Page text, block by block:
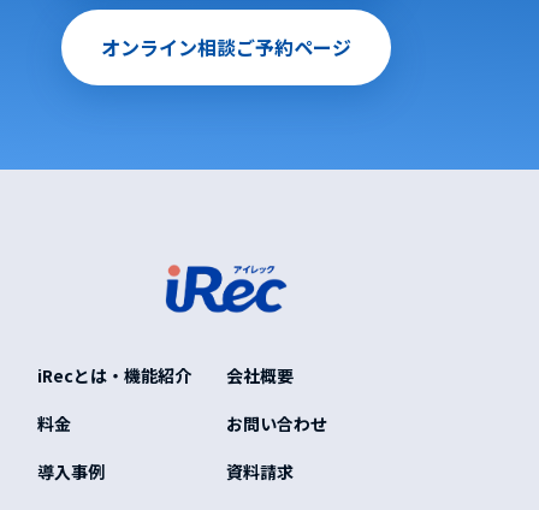
オンライン相談ご予約ページ
iRecとは・機能紹介
料金
導入事例
会社概要
お問い合わせ
資料請求